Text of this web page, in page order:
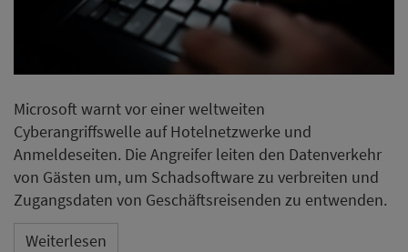
Microsoft warnt vor einer weltweiten
Cyberangriffswelle auf Hotelnetzwerke und
Anmeldeseiten. Die Angreifer leiten den Datenverkehr
von Gästen um, um Schadsoftware zu verbreiten und
Zugangsdaten von Geschäftsreisenden zu entwenden.
Weiterlesen